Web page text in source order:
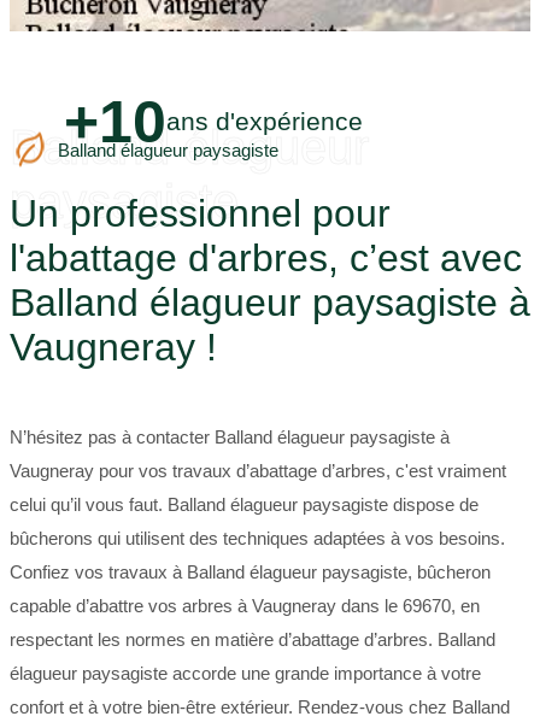
+10ans d'expérience
Balland élagueur paysagiste
Balland élagueur
paysagiste
Un professionnel pour
l'abattage d'arbres, c’est avec
Balland élagueur paysagiste à
Vaugneray !
N’hésitez pas à contacter Balland élagueur paysagiste à
Vaugneray pour vos travaux d’abattage d’arbres, c'est vraiment
celui qu’il vous faut. Balland élagueur paysagiste dispose de
bûcherons qui utilisent des techniques adaptées à vos besoins.
Confiez vos travaux à Balland élagueur paysagiste, bûcheron
capable d’abattre vos arbres à Vaugneray dans le 69670, en
respectant les normes en matière d’abattage d’arbres. Balland
élagueur paysagiste accorde une grande importance à votre
confort et à votre bien-être extérieur. Rendez-vous chez Balland